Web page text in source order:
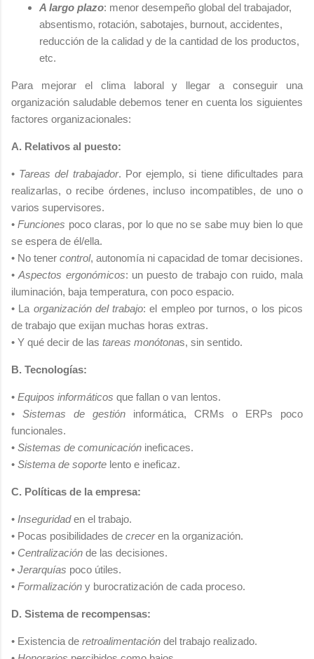
A largo plazo: menor desempeño global del trabajador,
absentismo, rotación, sabotajes, burnout, accidentes,
reducción de la calidad y de la cantidad de los productos,
etc.
Para mejorar el clima laboral y llegar a conseguir una
organización saludable debemos tener en cuenta los siguientes
factores organizacionales:
A. Relativos al puesto:
• Tareas del trabajador. Por ejemplo, si tiene dificultades para
realizarlas, o recibe órdenes, incluso incompatibles, de uno o
varios supervisores.
•Funciones poco claras, por lo que no se sabe muy bien lo que
se espera de él/ella.
• No tener control, autonomía ni capacidad de tomar decisiones.
•Aspectos ergonómicos: un puesto de trabajo con ruido, mala
iluminación, baja temperatura, con poco espacio.
• La organización del trabajo: el empleo por turnos, o los picos
de trabajo que exijan muchas horas extras.
• Y qué decir de las tareas monótonas, sin sentido.
B. Tecnologías:
• Equipos informáticos que fallan o van lentos.
• Sistemas de gestión informática, CRMs o ERPs poco
funcionales.
• Sistemas de comunicación ineficaces.
• Sistema de soporte lento e ineficaz.
C. Políticas de la empresa:
• Inseguridaden el trabajo.
• Pocas posibilidades de creceren la organización.
• Centralización de las decisiones.
• Jerarquías poco útiles.
• Formalización y burocratización de cada proceso.
D. Sistema de recompensas:
• Existencia de retroalimentación del trabajo realizado.